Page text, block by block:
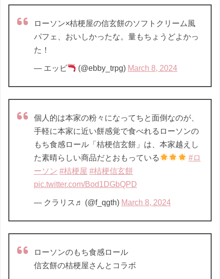
ローソン×桔梗屋の信玄餅のソフトクリーム風
パフェ、おいしかったな。量もちょうどよかっ
た！
— エッビ (@ebby_trpg) March 8, 2024
個人的は本家の粉々になってちと面倒なのが、
手軽に本家に近い餅感覚で食べれるローソンの
もち食感ロール「桔梗信玄餅」は、本家越えし
た素晴らしい商品だとおもっている
#ロ
ーソン #桔梗屋 #桔梗信玄餅
pic.twitter.com/Bod1DGbQPD
— クラリス♬ (@f_qgth) March 8, 2024
ローソンのもち食感ロール
信玄餅の桔梗屋さんとコラボ